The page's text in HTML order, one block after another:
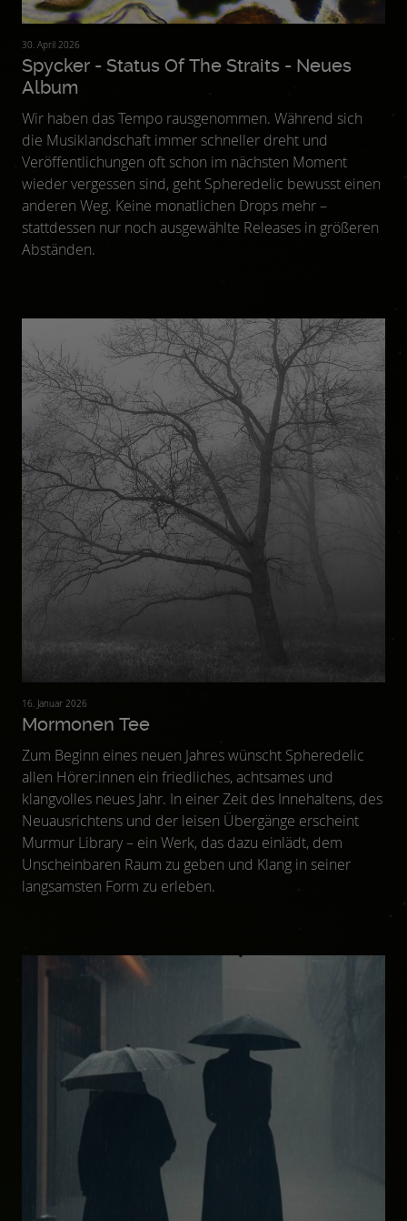
30. April 2026
Spycker - Status Of The Straits - Neues
Album
Wir haben das Tempo rausgenommen. Während sich
die Musiklandschaft immer schneller dreht und
Veröffentlichungen oft schon im nächsten Moment
wieder vergessen sind, geht Spheredelic bewusst einen
anderen Weg. Keine monatlichen Drops mehr –
stattdessen nur noch ausgewählte Releases in größeren
Abständen.
16. Januar 2026
Mormonen Tee
Zum Beginn eines neuen Jahres wünscht Spheredelic
allen Hörer:innen ein friedliches, achtsames und
klangvolles neues Jahr. In einer Zeit des Innehaltens, des
Neuausrichtens und der leisen Übergänge erscheint
Murmur Library – ein Werk, das dazu einlädt, dem
Unscheinbaren Raum zu geben und Klang in seiner
langsamsten Form zu erleben.